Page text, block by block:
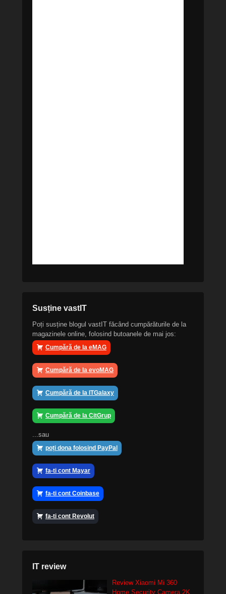
Susține vastIT
Poți susține blogul vastIT făcând cumpărăturile de la
magazinele online, folosind butoanele de mai jos:
Cumpără de la eMAG
Cumpără de la evoMAG
Cumpără de la ITGalaxy
Cumpără de la CitGrup
...sau
poți dona folosind PayPal
fa-ti cont Mayar
fa-ti cont Coinbase
fa-ti cont Revolut
IT review
Review Xiaomi Mi 360
Home Security Camera 2K